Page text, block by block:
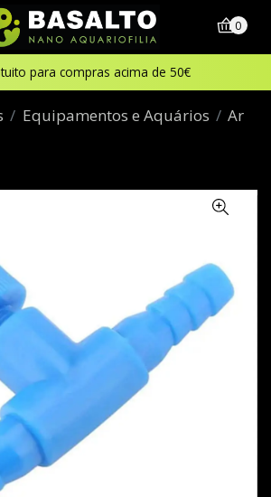
para compras acima de 50€
0
Equipamentos e Aquários
Ar